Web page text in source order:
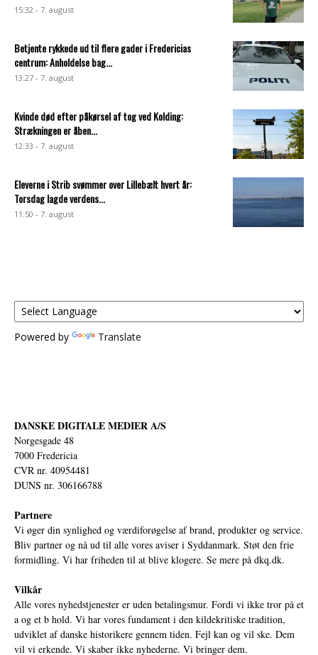
15:32 - 7. august
Betjente rykkede ud til flere gader i Fredericias
centrum: Anholdelse bag...
13:27 - 7. august
Kvinde død efter påkørsel af tog ved Kolding:
Strækningen er åben...
12:33 - 7. august
Eleverne i Strib svømmer over Lillebælt hvert år:
Torsdag lagde verdens...
11:50 - 7. august
Powered by Translate
DANSKE DIGITALE MEDIER A/S
Norgesgade 48
7000 Fredericia
CVR nr. 40954481
DUNS nr. 306166788
Partnere
Vi øger din synlighed og værdiforøgelse af brand, produkter og service.
Bliv partner og nå ud til alle vores aviser i Syddanmark. Støt den frie
formidling. Vi har friheden til at blive klogere. Se mere på dkq.dk.
Vilkår
Alle vores nyhedstjenester er uden betalingsmur. Fordi vi ikke tror på et
a og et b hold. Vi har vores fundament i den kildekritiske tradition,
udviklet af danske historikere gennem tiden. Fejl kan og vil ske. Dem
vil vi erkende. Vi skaber ikke nyhederne. Vi bringer dem.